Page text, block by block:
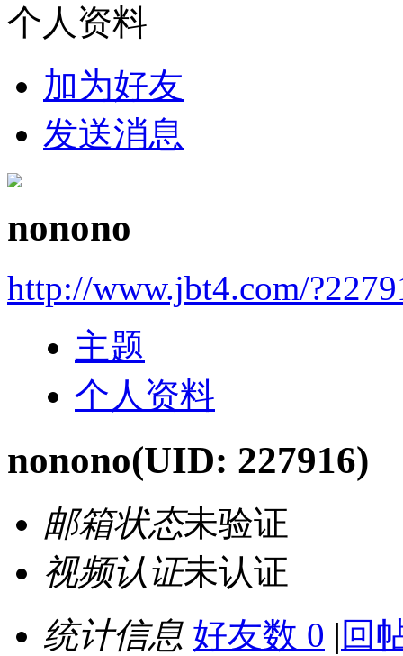
个人资料
加为好友
发送消息
nonono
http://www.jbt4.com/
主题
个人资料
nonono(UID: 227916)
邮箱状态未验证
视频认证未认证
统计信息 好友数 0 | 回